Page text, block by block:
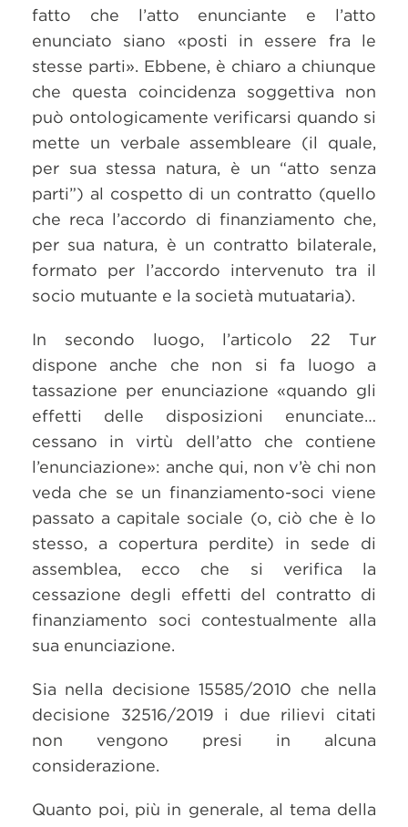
fatto che l’atto enunciante e l’atto
enunciato siano «posti in essere fra le
stesse parti». Ebbene, è chiaro a chiunque
che questa coincidenza soggettiva non
può ontologicamente verificarsi quando si
mette un verbale assembleare (il quale,
per sua stessa natura, è un “atto senza
parti”) al cospetto di un contratto (quello
che reca l’accordo di finanziamento che,
per sua natura, è un contratto bilaterale,
formato per l’accordo intervenuto tra il
socio mutuante e la società mutuataria).
In secondo luogo, l’articolo 22 Tur
dispone anche che non si fa luogo a
tassazione per enunciazione «quando gli
effetti delle disposizioni enunciate…
cessano in virtù dell’atto che contiene
l’enunciazione»: anche qui, non v’è chi non
veda che se un finanziamento-soci viene
passato a capitale sociale (o, ciò che è lo
stesso, a copertura perdite) in sede di
assemblea, ecco che si verifica la
cessazione degli effetti del contratto di
finanziamento soci contestualmente alla
sua enunciazione.
Sia nella decisione 15585/2010 che nella
decisione 32516/2019 i due rilievi citati
non vengono presi in alcuna
considerazione.
Quanto poi, più in generale, al tema della